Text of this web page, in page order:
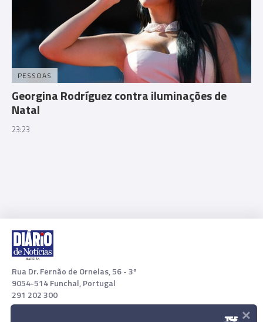
PESSOAS
Georgina Rodríguez contra iluminações de
Natal
23:23
Rua Dr. Fernão de Ornelas, 56 - 3º
9054-514 Funchal, Portugal
291 202 300
×